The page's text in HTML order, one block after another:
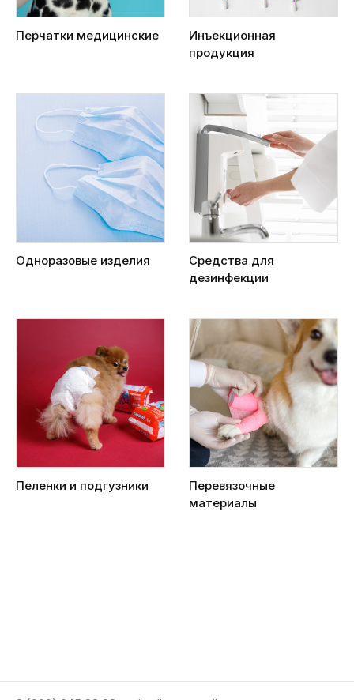
Перчатки медицинские
Инъекционная
продукция
Одноразовые изделия
Средства для
дезинфекции
Пеленки и подгузники
Перевязочные
материалы